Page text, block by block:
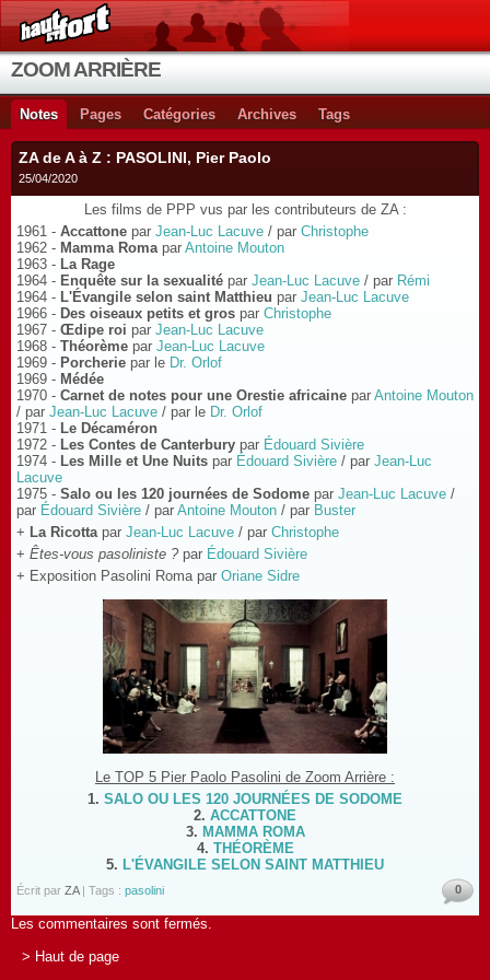
ZOOM ARRIÈRE
Notes Pages Catégories Archives Tags
ZA de A à Z : PASOLINI, Pier Paolo
25/04/2020
Les films de PPP vus par les contributeurs de ZA :
1961 - Accattone par Jean-Luc Lacuve / par Christophe
1962 - Mamma Romapar Antoine Mouton
1963 - La Rage
1964 - Enquête sur la sexualité par Jean-Luc Lacuve / par Rémi
1964 - L'Évangile selon saint Matthieu par Jean-Luc Lacuve
1966 - Des oiseaux petits et gros par Christophe
1967 - Œdipe roi par Jean-Luc Lacuve
1968 - Théorème par Jean-Luc Lacuve
1969 - Porcherie par le Dr. Orlof
1969 - Médée
1970 - Carnet de notes pour une Orestie africaine par Antoine Mouton
/ par Jean-Luc Lacuve / par le Dr. Orlof
1971 - Le Décaméron
1972 - Les Contes de Canterbury par Édouard Sivière
1974 - Les Mille et Une Nuits par Édouard Sivière / par Jean-Luc
Lacuve
1975 - Salo ou les 120 journées de Sodome par Jean-Luc Lacuve /
par Édouard Sivière / par Antoine Mouton / par Buster
+ La Ricottapar Jean-Luc Lacuve / par Christophe
+ Êtes-vous pasoliniste ? par Édouard Sivière
+ Exposition Pasolini Roma par Oriane Sidre
Le TOP 5 Pier Paolo Pasolini de Zoom Arrière :
1. SALO OU LES 120 JOURNÉES DE SODOME
2. ACCATTONE
3. MAMMA ROMA
4. THÉORÈME
5. L'ÉVANGILE SELON SAINT MATTHIEU
Écrit par ZA| Tags : pasolini 0
Les commentaires sont fermés.
> Haut de page